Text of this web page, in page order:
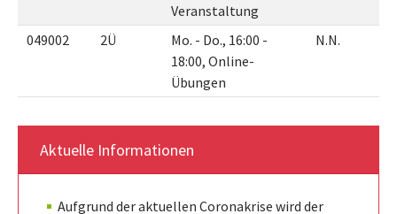
Veranstaltung
049002 2Ü
Mo. - Do., 16:00 -
18:00, Online-
Übungen
N.N.
Aktuelle Informationen
Aufgrund der aktuellen Coronakrise wird der